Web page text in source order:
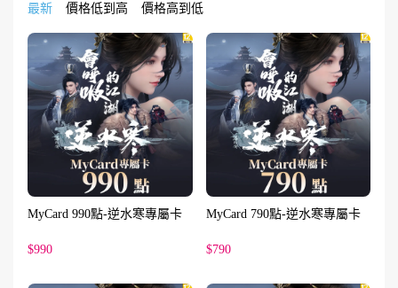
最新 價格低到高 價格高到低
MyCard 990點-逆水寒專屬卡
$990
MyCard 790點-逆水寒專屬卡
$790